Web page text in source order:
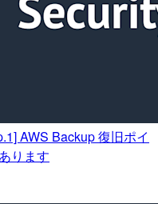
AWS Backup 復旧ポイ
ります